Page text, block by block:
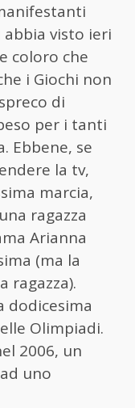
visto ieri
coloro che
i Giochi non
di
per i tanti
Ebbene, se
la tv,
marcia,
ragazza
Arianna
(ma la
ragazza).
dodicesima
Olimpiadi.
2006, un
uno